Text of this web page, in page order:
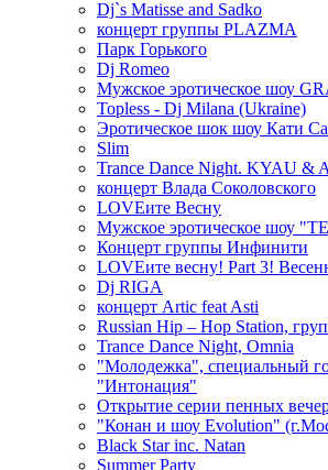
Dj`s Matisse and Sadko
концерт группы PLAZMA
Парк Горького
Dj Romeo
Мужское эротическое шоу
Topless - Dj Milana (Ukraine)
Эротическое шок шоу Кати
Slim
Trance Dance Night. KYAU &
концерт Влада Соколовского
LOVEите Весну
Мужское эротическое шоу
Концерт группы Инфинити
LOVEите весну! Part 3!
Dj RIGA
концерт Artic feat Asti
Russian Hip – Hop Station,
Trance Dance Night, Omnia
"Молодежка", специальный
"Интонация"
Открытие серии пенных
"Конан и шоу Evolution"
Black Star inc. Natan
Summer Party